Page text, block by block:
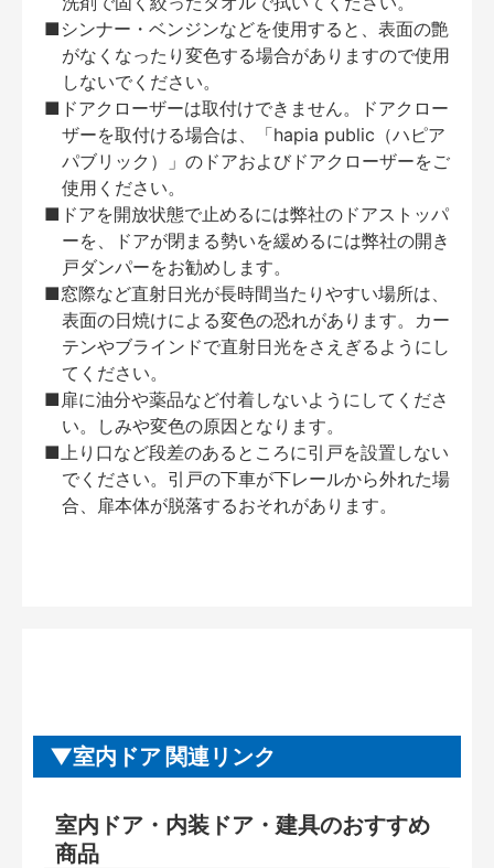
■シンナー・ベンジンなどを使用すると、表面の艶
がなくなったり変色する場合がありますので使用
しないでください。
■ドアクローザーは取付けできません。ドアクロー
ザーを取付ける場合は、「hapia public（ハピア
パブリック）」のドアおよびドアクローザーをご
使用ください。
■ドアを開放状態で止めるには弊社のドアストッパ
ーを、ドアが閉まる勢いを緩めるには弊社の開き
戸ダンパーをお勧めします。
■窓際など直射日光が長時間当たりやすい場所は、
表面の日焼けによる変色の恐れがあります。カー
テンやブラインドで直射日光をさえぎるようにし
てください。
■扉に油分や薬品など付着しないようにしてくださ
い。しみや変色の原因となります。
■上り口など段差のあるところに引戸を設置しない
でください。引戸の下車が下レールから外れた場
合、扉本体が脱落するおそれがあります。
室内ドア 関連リンク
室内ドア・内装ドア・建具のおすすめ
商品